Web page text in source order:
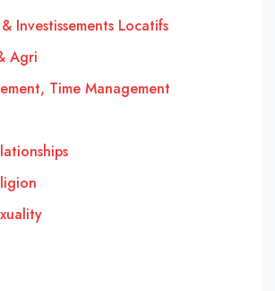
Investissements Locatifs
Agri
Time Management